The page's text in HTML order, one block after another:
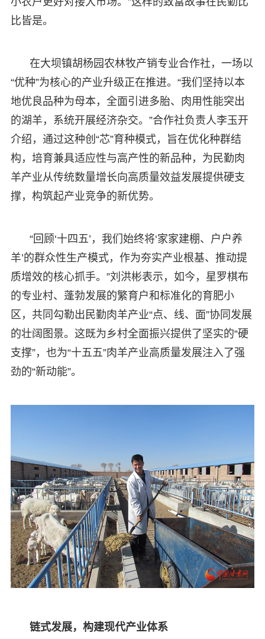
比皆是。
在大坝镇胡杨园农林牧产销专业合作社，一场以
“优种”为核心的产业升级正在推进。“我们坚持以本
地优良品种为母本，全面引进多胎、肉用性能突出
的湖羊，系统开展经济杂交。”合作社负责人李玉开
介绍，通过这种创“芯”育种模式，旨在优化种群结
构，培育兼具适应性与高产性的新品种，为民勤肉
羊产业从传统数量增长向高质量效益发展提供硬支
撑，构筑起产业竞争的新优势。
“回顾‘十四五’，我们始终将‘家家建棚、户户养
羊’的群众性生产模式，作为夯实产业根基、推动提
质增效的核心抓手。”刘洪彬表示，如今，星罗棋布
的专业村、蓬勃发展的繁育户和标准化的育肥小
区，共同勾勒出民勤肉羊产业“点、线、面”协同发展
的壮阔图景。这既为乡村全面振兴提供了坚实的“硬
支撑”，也为“十五五”肉羊产业高质量发展注入了强
劲的“新动能”。
链式发展，构建现代产业体系